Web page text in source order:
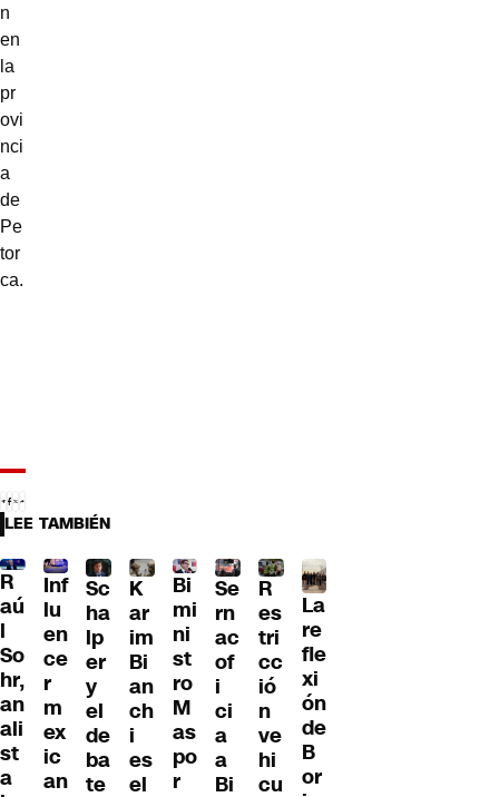
n
en
la
pr
ovi
nci
a
de
Pe
tor
ca.
LEE TAMBIÉN
R
aú
l
So
hr,
an
ali
st
a
Inf
lu
en
ce
r
m
ex
ic
an
Sc
ha
lp
er
y
el
de
ba
te
K
ar
im
Bi
an
ch
i
es
el
Bi
mi
ni
st
ro
M
as
po
r
Se
rn
ac
of
i
ci
a
a
Bi
R
es
tri
cc
ió
n
ve
hi
cu
La
re
fle
xi
ón
de
B
or